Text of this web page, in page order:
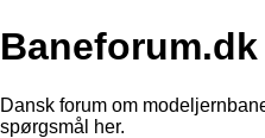
Baneforum.dk
Dansk forum om
spørgsmål her.